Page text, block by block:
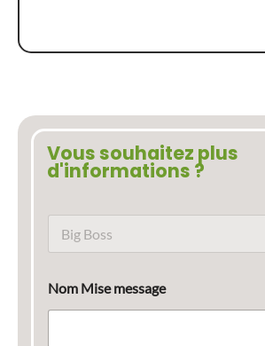
Vous souhaitez plus
d'informations ?
m
u
p
Nom Mise message